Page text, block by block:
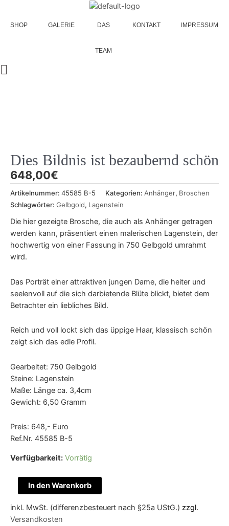
springen
SHOP GALERIE DAS
TEAM
KONTAKT IMPRESSUM
Dies Bildnis ist bezaubernd schön
648,00€
Artikelnummer: 45585 B-5 Kategorien: Anhänger, Broschen
Schlagwörter: Gelbgold, Lagenstein
Die hier gezeigte Brosche, die auch als Anhänger getragen
werden kann, präsentiert einen malerischen Lagenstein, der
hochwertig von einer Fassung in 750 Gelbgold umrahmt
wird.
Das Porträt einer attraktiven jungen Dame, die heiter und
seelenvoll auf die sich darbietende Blüte blickt, bietet dem
Betrachter ein liebliches Bild.
Reich und voll lockt sich das üppige Haar, klassisch schön
zeigt sich das edle Profil.
Gearbeitet: 750 Gelbgold
Steine: Lagenstein
Maße: Länge ca. 3,4cm
Gewicht: 6,50 Gramm
Preis: 648,- Euro
Ref.Nr. 45585 B-5
Verfügbarkeit: Vorrätig
Bildnis
ist
bezaubernd
In den Warenkorb
inkl. MwSt. (differenzbesteuert nach §25a UStG.) zzgl.
Versandkosten
bezaubernd